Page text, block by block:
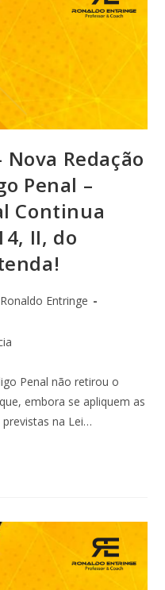
Nova Redação
Penal –
Continua
II, do
Entringe
Penal não retirou o
embora se apliquem as
previstas na Lei…